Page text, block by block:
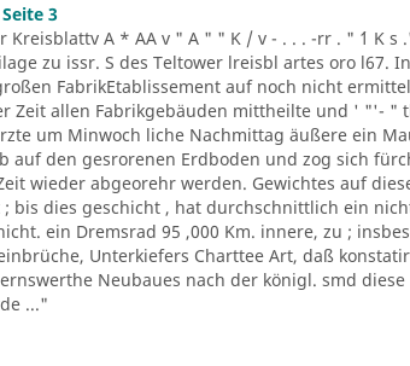
3
Kreisblattv A * AA v " A " " K / v - . . . -rr . " ´1 K
zu issr. S des Teltower lreisbl artes oro l67.
FabrikEtablissement auf noch nicht
Zeit allen Fabrikgebäuden mittheilte und ' "'- "
um Minwoch liche Nachmittag äußere ein
auf den gesrorenen Erdboden und zog sich
wieder abgeorehr werden. Gewichtes auf
bis dies geschicht , hat durchschnittlich ein
ein Dremsrad 95 ,000 Km. innere, zu ;
Unterkiefers Charttee Art, daß
Neubaues nach der königl. smd
..."